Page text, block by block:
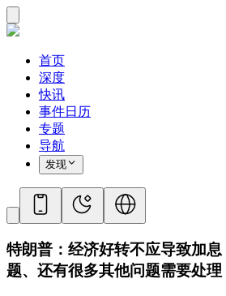
首页
深度
快讯
事件日历
专题
导航
发现
特朗普：经济好转不应导致加
题、还有很多其他问题需要处理